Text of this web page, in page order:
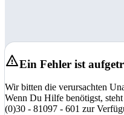
Ein Fehler ist
Wir bitten die verursachten
Wenn Du Hilfe benötigst,
(0)30 - 81097 - 601 zur